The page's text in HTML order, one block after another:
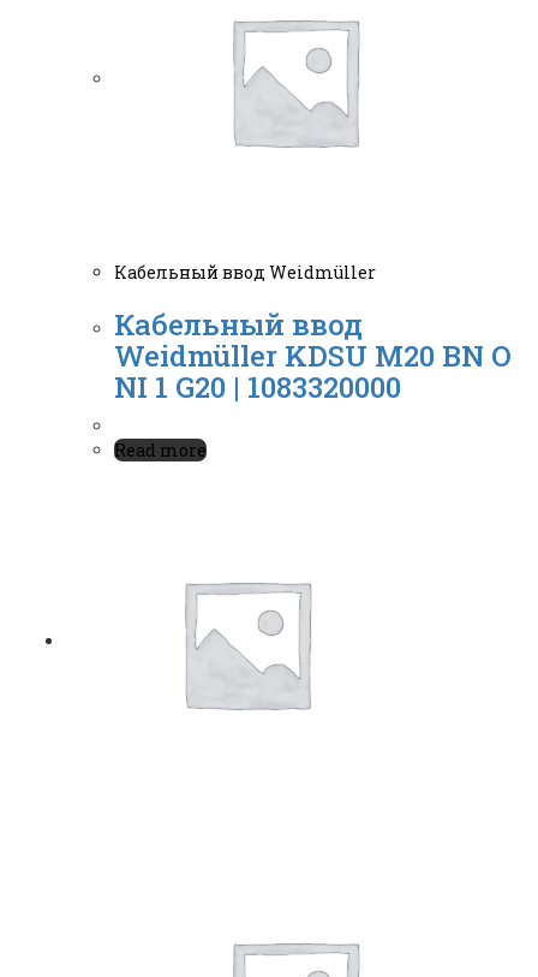
Кабельный ввод Weidmüller
Кабельный ввод
Weidmüller KDSU M20 BN O
NI 1 G20 | 1083320000
Read more